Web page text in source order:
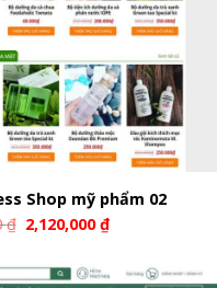
Shop mỹ phẩm 02
₫ 2,120,000₫